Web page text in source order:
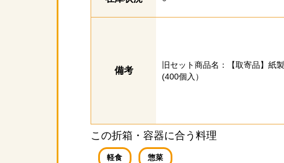
備考
旧セット商品名：【取寄品】紙
(400個入）
この折箱・容器に合う料理
軽食 惣菜